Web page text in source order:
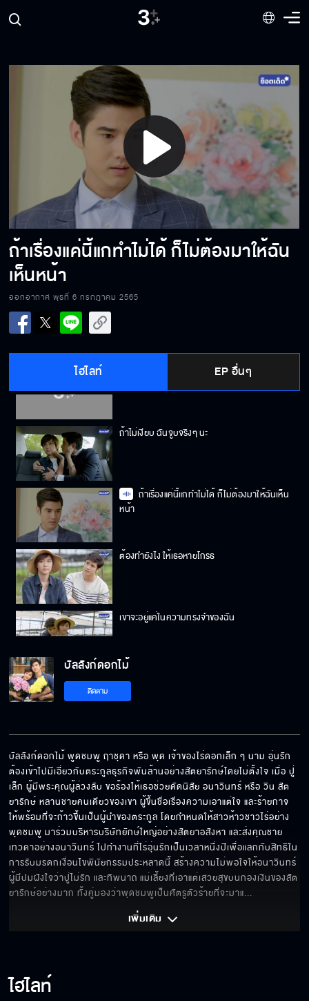
Play
Video
ถ้าเรื่องแค่นี้แกทำไม่ได้ ก็ไม่ต้องมาให้ฉัน
เห็นหน้า
ออกอากาศ พุธที่ 6 กรกฎาคม 2565
ไฮไลท์ EP อื่นๆ
เชิญนายตอกตามแนวแรงของนายไปเถอะ
ขายดอกไม้แถมหอม
พินัยกรรมคือคำขอสุดท้ายจากปู่เล็กถึงนายกับ
ฉัน
ฉันขอสั่งให้เลิกงานเลี้ยงเดี๋ยวนี้
ใครบอกว่าฉันมาเปิดประตูให้เธอ ไม่ใช่หน้าที่
ถ้าไม่เงียบ ฉันจูบจริงๆ นะ
ถ้าเรื่องแค่นี้แกทำไม่ได้ ก็ไม่ต้องมาให้ฉันเห็น
หน้า
ต้องทำยังไง ให้เธอหายโกรธ
เขาจะอยู่แค่ในความทรงจำของฉัน
หัวใจของฉัน...มันเป็นของเธอ
นายก็เลย…เลือกทิ้งฉัน
ไม่คิดถึงฉัน…แล้วใช่มั้ย
ตกต่ำจนติดคุกแบบนี้เพราะแกทำตัวเอง
บัลลังก์ดอกไม้
ติดตาม
บัลลังก์ดอกไม้ พูดชมพู ฤาชุดา หรือ พุด เจ้าของไร่ดอกเล็ก ๆ นาม อุ่นรัก
ต้องเข้าไปมีเอี่ยวกับตระกูลธุรกิจพันล้านอย่างสัตยารักษ์โดยไม่ตั้งใจ เมื่อ ปู่
เล็ก ผู้มีพระคุณผู้ล่วงลับ ขอร้องให้เธอช่วยดัดนิสัย อนาวินทร์ หรือ วิน สัต
ยารักษ์ หลานชายคนเดียวของเขา ผู้ขึ้นชื่อเรื่องความเอาแต่ใจ และร้ายกาจ
ให้พร้อมที่จะก้าวขึ้นเป็นผู้นำของตระกูล โดยกำหนดให้สาวห้าวชาวไร่อย่าง
พุดชมพู มาร่วมบริหารบริษัทยักษ์ใหญ่อย่างสัตยาอสังหา และส่งคุณชาย
เทวดาอย่างอนาวินทร์ ไปทำงานที่ไร่อุ่นรักเป็นเวลาหนึ่งปีเพื่อแลกกับสิทธิใน
การรับมรดกเงื่อนไขพินัยกรรมประหลาดนี้ สร้างความไม่พอใจให้อนาวินทร์
ผู้มีปมฝังใจว่าปู่ไม่รัก และทิพนาถ แม่เลี้ยงที่เอาแต่เสวยสุขบนกองเงินของสัต
ยารักษ์อย่างมาก ทั้งคู่มองว่าพุดชมพูเป็นศัตรูตัวร้ายที่จะมาแ...
เพิ่มเติม
ไฮไลท์